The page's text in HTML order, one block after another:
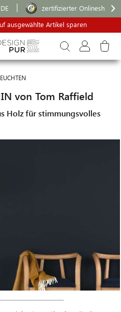
zertifizierter Onlineshop
ausgewählte Artikel sparen
von Tom Raffield
Holz für stimmungsvolles